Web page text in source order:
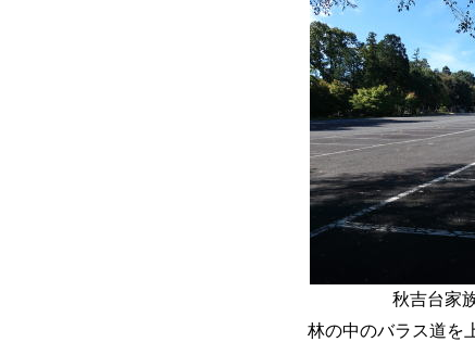
秋吉台家
林の中のバラス道を